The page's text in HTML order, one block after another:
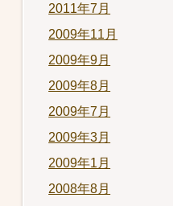
2011年7月
2009年11月
2009年9月
2009年8月
2009年7月
2009年3月
2009年1月
2008年8月